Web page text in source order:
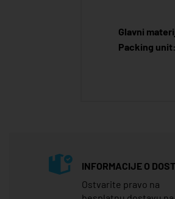
Glavni
Packing unit:
INFORMACIJE O
Ostvarite pravo na